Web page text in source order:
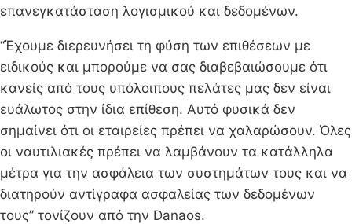
επανεγκατάσταση λογισμικού και δεδομένων.
“Έχουμε διερευνήσει τη φύση των επιθέσεων με
ειδικούς και μπορούμε να σας διαβεβαιώσουμε ότι
κανείς από τους υπόλοιπους πελάτες μας δεν είναι
ευάλωτος στην ίδια επίθεση. Αυτό φυσικά δεν
σημαίνει ότι οι εταιρείες πρέπει να χαλαρώσουν. Όλες
οι ναυτιλιακές πρέπει να λαμβάνουν τα κατάλληλα
μέτρα για την ασφάλεια των συστημάτων τους και να
διατηρούν αντίγραφα ασφαλείας των δεδομένων
τους” τονίζουν από την Danaos.